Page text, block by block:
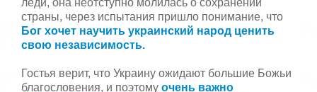
леди, она неотступно молилась о сохранении
страны, через испытания пришло понимание, что
Бог хочет научить украинский народ ценить
свою независимость.
Гостья верит, что Украину ожидают большие Божьи
благословения, и поэтому очень важно